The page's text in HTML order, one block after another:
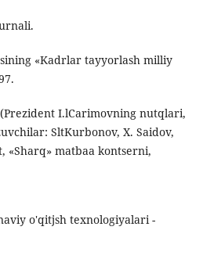
«Kadrlar tayyorlash milliy
I.lCarimovning nutqlari,
SltKurbonov, X. Saidov,
«Sharq» matbaa kontserni,
o'qitjsh texnologiyalari -